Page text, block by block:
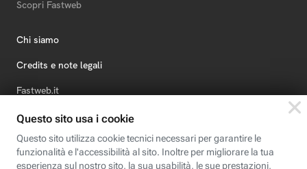
Scopri Fastweb
Chi siamo
Credits e note legali
Fastweb.it
Formazione
Fastweb Digital Academy